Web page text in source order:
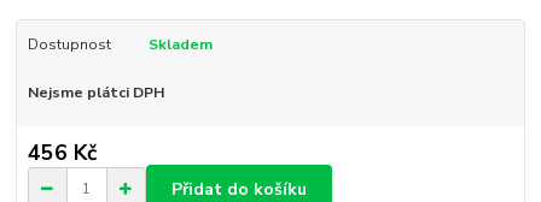
Dostupnost Skladem
Nejsme plátci DPH
456 Kč
Přidat do košíku